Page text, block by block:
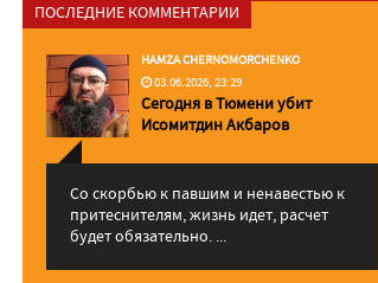
ПОСЛЕДНИЕ КОММЕНТАРИИ
HAMZA CHERNOMORCHENKO
03.06.2026, 23:29
Сегодня в Тюмени убит
Исомитдин Акбаров
Со скорбью к павшим и ненавестью к
притеснителям, жизнь идет, расчет
будет обязательно. ...